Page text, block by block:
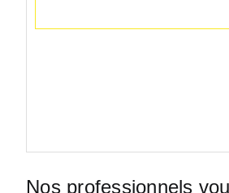
Nos professionnels